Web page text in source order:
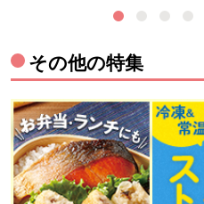
その他の特集